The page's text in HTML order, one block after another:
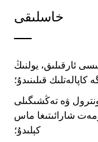
خاسلىقى
ئارقىلىق، يولنىڭ
قىلىنىدۇ؛
ۋە تەڭشىگىلى
شارائىتىغا ماس
كېلىدۇ؛